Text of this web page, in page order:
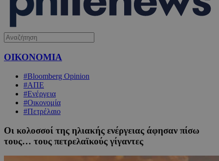
ΟΙΚΟΝΟΜΙΑ
#Bloomberg Opinion
#ΑΠΕ
#Ενέργεια
#Οικονομία
#Πετρέλαιο
Οι κολοσσοί της ηλιακής ενέργειας άφησαν πίσω
τους… τους πετρελαϊκούς γίγαντες